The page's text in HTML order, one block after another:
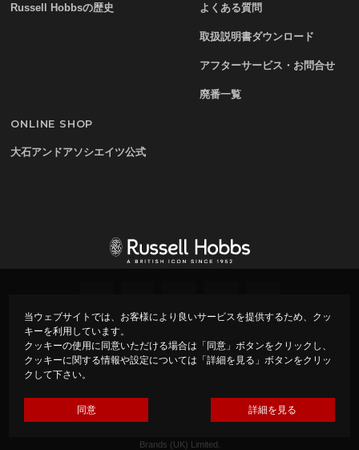
当ウェブサイトでは、お客様により良いサービスを提供するため、クッ
キーを利用しています。
クッキーの使用に同意いただける場合は「同意」ボタンをクリックし、
クッキーに関する情報や設定については「詳細を見る」ボタンをクリッ
クして下さい。
同意 詳細を見る
Russell Hobbsの歴史 よくある質問
取扱説明書ダウンロード
アフターサービス・お問合せ
廃番一覧
ONLINE SHOP
大石アンドアソシエイツ公式
プライバシーポリシー
Copyright ©
Made by Oishi & Associates under Licence from Spectrum
Brands (UK) Limited.